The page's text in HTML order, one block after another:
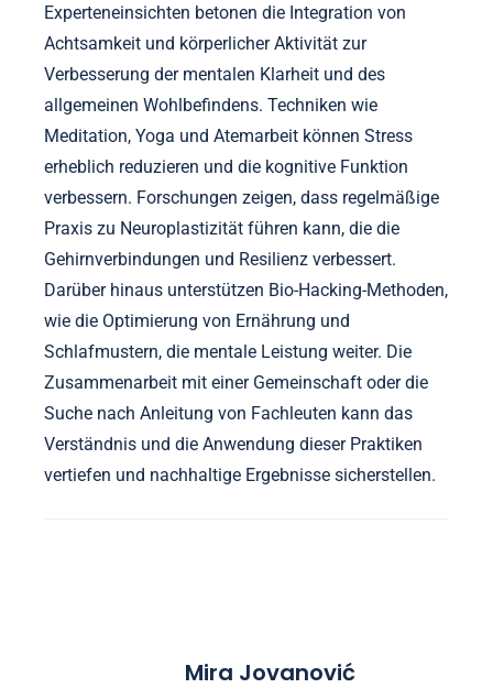
Experteneinsichten betonen die Integration von
Achtsamkeit und körperlicher Aktivität zur
Verbesserung der mentalen Klarheit und des
allgemeinen Wohlbefindens. Techniken wie
Meditation, Yoga und Atemarbeit können Stress
erheblich reduzieren und die kognitive Funktion
verbessern. Forschungen zeigen, dass regelmäßige
Praxis zu Neuroplastizität führen kann, die die
Gehirnverbindungen und Resilienz verbessert.
Darüber hinaus unterstützen Bio-Hacking-Methoden,
wie die Optimierung von Ernährung und
Schlafmustern, die mentale Leistung weiter. Die
Zusammenarbeit mit einer Gemeinschaft oder die
Suche nach Anleitung von Fachleuten kann das
Verständnis und die Anwendung dieser Praktiken
vertiefen und nachhaltige Ergebnisse sicherstellen.
Mira Jovanović